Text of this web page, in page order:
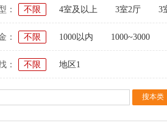
： 不限 4室及以上 3室2厅 3
： 不限 1000以内 1000~3000
： 不限 地区1